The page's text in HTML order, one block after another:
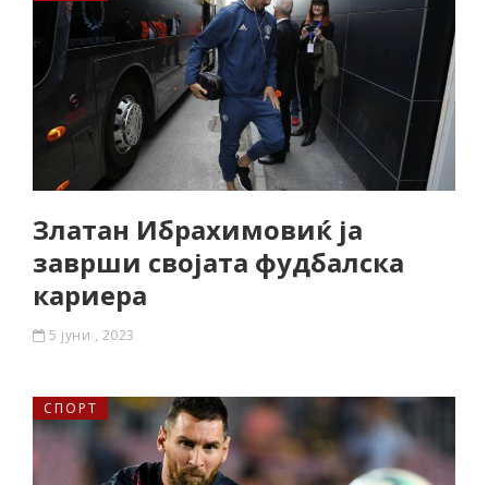
Златан Ибрахимовиќ ја
заврши својата фудбалска
кариера
5 јуни , 2023
СПОРТ